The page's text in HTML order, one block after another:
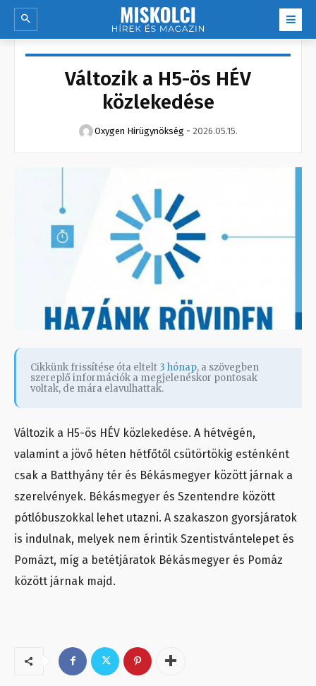
Változik a H5-ös HÉV
közlekedése
Oxygen Hirügynökség - 2026.05.15.
Cikkünk frissítése óta eltelt 3 hónap, a szövegben
szereplő információk a megjelenéskor pontosak
voltak, de mára elavulhattak.
Változik a H5-ös HÉV közlekedése. A hétvégén,
valamint a jövő héten hétfőtől csütörtökig esténként
csak a Batthyány tér és Békásmegyer között járnak a
szerelvények. Békásmegyer és Szentendre között
pótlóbuszokkal lehet utazni. A szakaszon gyorsjáratok
is indulnak, melyek nem érintik Szentistvántelepet és
Pomázt, míg a betétjáratok Békásmegyer és Pomáz
között járnak majd.